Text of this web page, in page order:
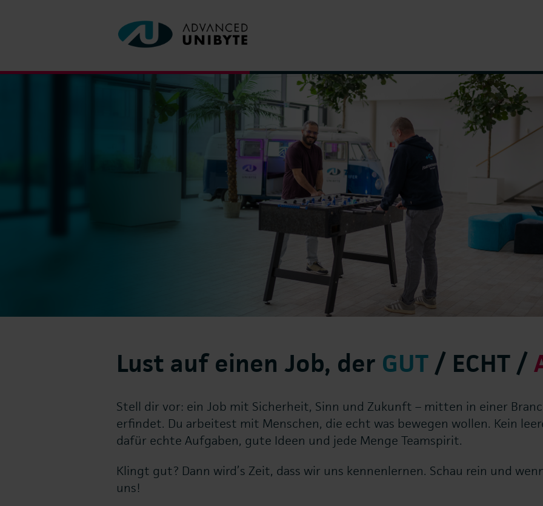
Lust auf einen Job, der GUT / ECHT /
Stell dir vor: ein Job mit Sicherheit, Sinn und Zukunft – mitten in einer
erfindet. Du arbeitest mit Menschen, die echt was bewegen wollen. Kein
dafür echte Aufgaben, gute Ideen und jede Menge Teamspirit.
Klingt gut? Dann wird’s Zeit, dass wir uns kennenlernen. Schau rein und
uns!